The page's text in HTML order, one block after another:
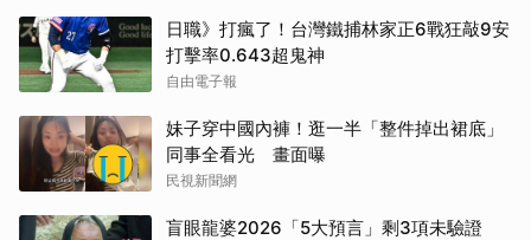
日職》打瘋了！台灣鐵捕林家正6戰狂敲9安
打擊率0.643超鬼神
自由電子報
妹子穿中國內褲！逛一半「整件掉出裙底」
同事全看光 畫面曝
民視新聞網
盲眼龍婆2026「5大預言」剩3項未驗證